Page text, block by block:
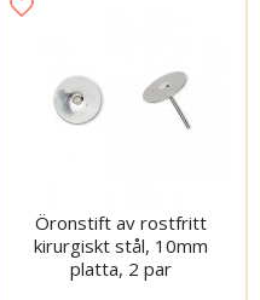
Öronstift av rostfritt
kirurgiskt stål, 10mm
platta, 2 par